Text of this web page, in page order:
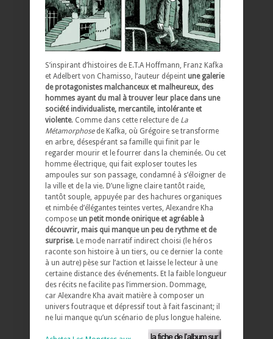
S’inspirant d’histoires de E.T.A Hoffmann, Franz Kafka
et Adelbert von Chamisso, l’auteur dépeint une galerie
de protagonistes malchanceux et malheureux, des
hommes ayant du mal à trouver leur place dans une
société individualiste, mercantile, intolérante et
violente. Comme dans cette relecture de La
Métamorphosede Kafka, où Grégoire se transforme
en arbre, désespérant sa famille qui finit par le
regarder mourir et le fourrer dans la cheminée. Ou cet
homme électrique, qui fait exploser toutes les
ampoules sur son passage, condamné à s’éloigner de
la ville et de la vie. D’une ligne claire tantôt raide,
tantôt souple, appuyée par des hachures organiques
et nimbée d’élégantes teintes vertes, Alexandre Kha
compose un petit monde onirique et agréable à
découvrir, mais qui manque un peu de rythme et de
surprise. Le mode narratif indirect choisi (le héros
raconte son histoire à un tiers, ou ce dernier la conte
à un autre) pèse sur l’action et laisse le lecteur à une
certaine distance des événements. Et la faible longueur
des récits ne facilite pas l’immersion. Dommage,
car Alexandre Kha avait matière à composer un
univers foutraque et dépressif tout à fait fascinant; il
ne lui manque qu’un scénario de plus longue haleine.